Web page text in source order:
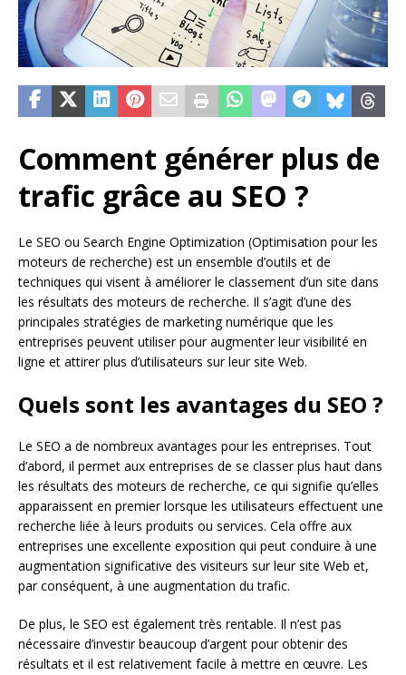
Comment générer plus de
trafic grâce au SEO ?
Le SEO ou Search Engine Optimization (Optimisation pour les
moteurs de recherche) est un ensemble d’outils et de
techniques qui visent à améliorer le classement d’un site dans
les résultats des moteurs de recherche. Il s’agit d’une des
principales stratégies de marketing numérique que les
entreprises peuvent utiliser pour augmenter leur visibilité en
ligne et attirer plus d’utilisateurs sur leur site Web.
Quels sont les avantages du SEO ?
Le SEO a de nombreux avantages pour les entreprises. Tout
d’abord, il permet aux entreprises de se classer plus haut dans
les résultats des moteurs de recherche, ce qui signifie qu’elles
apparaissent en premier lorsque les utilisateurs effectuent une
recherche liée à leurs produits ou services. Cela offre aux
entreprises une excellente exposition qui peut conduire à une
augmentation significative des visiteurs sur leur site Web et,
par conséquent, à une augmentation du trafic.
De plus, le SEO est également très rentable. Il n’est pas
nécessaire d’investir beaucoup d’argent pour obtenir des
résultats et il est relativement facile à mettre en œuvre. Les